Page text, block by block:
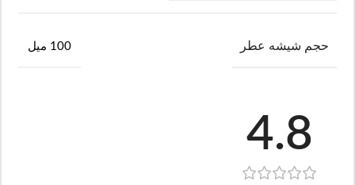
حجم شیشه عطر 100 میل
4.8